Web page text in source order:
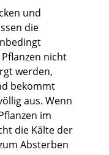
und
die
nicht
werden,
bekommt
aus. Wenn
im
die Kälte der
Absterben